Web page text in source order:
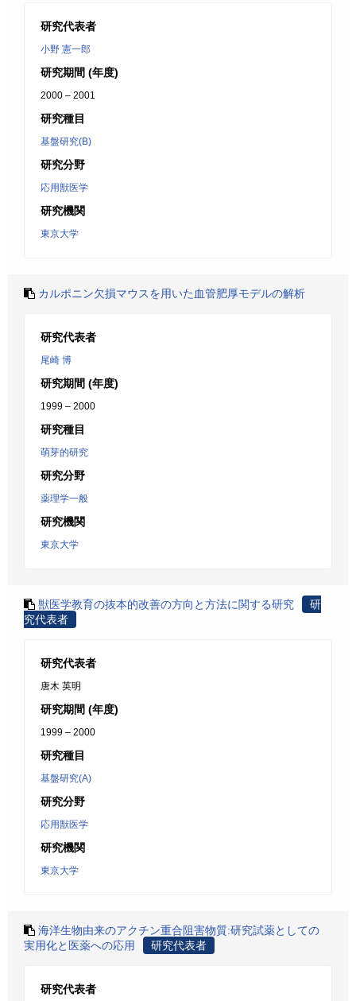
研究代表者
小野 憲一郎
研究期間 (年度)
2000 – 2001
研究種目
基盤研究(B)
研究分野
応用獣医学
研究機関
東京大学
カルポニン欠損マウスを用いた血管肥厚モデルの解析
研究代表者
尾崎 博
研究期間 (年度)
1999 – 2000
研究種目
萌芽的研究
研究分野
薬理学一般
研究機関
東京大学
獣医学教育の抜本的改善の方向と方法に関する研究
研
究代表者
研究代表者
唐木 英明
研究期間 (年度)
1999 – 2000
研究種目
基盤研究(A)
研究分野
応用獣医学
研究機関
東京大学
海洋生物由来のアクチン重合阻害物質:研究試薬としての
実用化と医薬への応用
研究代表者
研究代表者